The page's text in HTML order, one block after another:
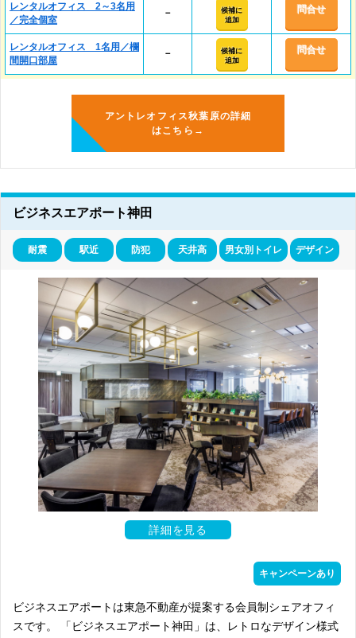
レンタルオフィス 2～3名用
／完全個室
－
候補に
追加
問合せ
レンタルオフィス 1名用／欄
間開口部屋
－
候補に
追加
問合せ
アントレオフィス秋葉原の詳細
はこちら→
ビジネスエアポート神田
耐震 駅近 防犯 天井高 男女別トイレ デザイン
詳細を見る
キャンペーンあり
ビジネスエアポートは東急不動産が提案する会員制シェアオフィ
スです。 「ビジネスエアポート神田」は、レトロなデザイン様式